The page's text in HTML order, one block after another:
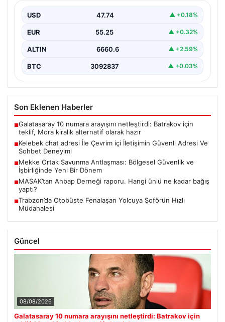
Sanal çağında bireylerin kaliteli bir tarzda irtibat kurması
USD 47.74 ▲ +0.18%
EUR 55.25 ▲ +0.32%
ALTIN 6660.6 ▲ +2.59%
BTC 3092837 ▲ +0.03%
Son Eklenen Haberler
■Galatasaray 10 numara arayışını netleştirdi: Batrakov için
teklif, Mora kiralık alternatif olarak hazır
■Kelebek chat adresi İle Çevrim içi İletişimin Güvenli Adresi Ve
Sohbet Deneyimi
■Mekke Ortak Savunma Antlaşması: Bölgesel Güvenlik ve
İşbirliğinde Yeni Bir Dönem
■MASAK’tan Ahbap Derneği raporu. Hangi ünlü ne kadar bağış
yaptı?
■Trabzon’da Otobüste Fenalaşan Yolcuya Şoförün Hızlı
Müdahalesi
Güncel
08/08/2026
Galatasaray 10 numara arayışını netleştirdi: Batrakov için